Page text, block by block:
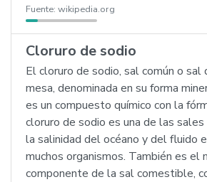
Fuente: wikipedia.org
Cloruro de sodio
El cloruro de sodio, sal común o sal
mesa, denominada en su forma
es un compuesto químico con la
cloruro de sodio es una de las
la salinidad del océano y del fluido
muchos organismos. También es el
componente de la sal comestible,